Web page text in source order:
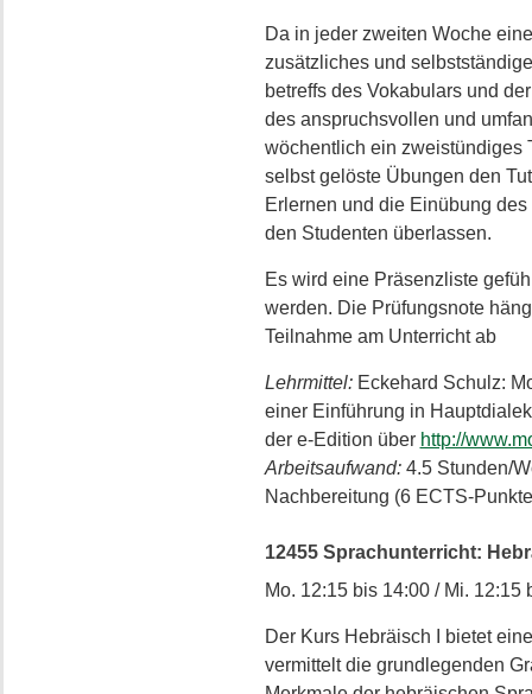
Da in jeder zweiten Woche
zusätzliches und
betreffs des Vokabulars und
des anspruchsvollen und
wöchentlich ein zweistündiges
selbst gelöste Übungen den
Erlernen und die Einübung
den Studenten überlassen.
Es wird eine Präsenzliste
werden. Die Prüfungsnote
Teilnahme am Unterricht ab
Lehrmittel: Eckehard Schulz:
einer Einführung in
der e-Edition über http://
Arbeitsaufwand:4.5 Stunden/
Nachbereitung (6 ECTS-
12455 Sprachunterricht:
Mo. 12:15 bis 14:00 / Mi.
Der Kurs Hebräisch I bietet
vermittelt die grundlegenden